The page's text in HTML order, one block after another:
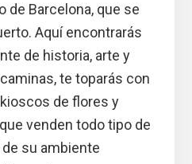
de Barcelona, que se
Aquí encontrarás
de historia, arte y
te toparás con
de flores y
venden todo tipo de
su ambiente